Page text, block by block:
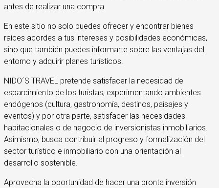
antes de realizar una compra.
En este sitio no solo puedes ofrecer y encontrar bienes
raíces acordes a tus intereses y posibilidades económicas,
sino que también puedes informarte sobre las ventajas del
entorno y adquirir planes turísticos.
NIDO´S TRAVEL pretende satisfacer la necesidad de
esparcimiento de los turistas, experimentando ambientes
endógenos (cultura, gastronomía, destinos, paisajes y
eventos) y por otra parte, satisfacer las necesidades
habitacionales o de negocio de inversionistas inmobiliarios.
Asimismo, busca contribuir al progreso y formalización del
sector turístico e inmobiliario con una orientación al
desarrollo sostenible.
Aprovecha la oportunidad de hacer una pronta inversión